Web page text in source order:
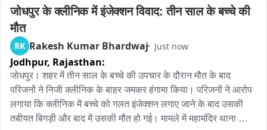
जोधपुर के क्लीनिक में इंजेक्शन विवाद: तीन साल के बच्चे की
मौत
RK Rakesh Kumar Bhardwaj Just now
Jodhpur, Rajasthan:
जोधपुर। शहर में तीन साल के बच्चे की उपचार के दौरान मौत के बाद
परिजनों ने निजी क्लीनिक के बाहर जमकर हंगामा किया। परिजनों ने आरोप
लगाया कि क्लीनिक में बच्चे को गलत इंजेक्शन लगाए जाने के बाद उसकी
तबीयत बिगड़ी और बाद में उसकी मौत हो गई। मामले में महामंदिर थाना